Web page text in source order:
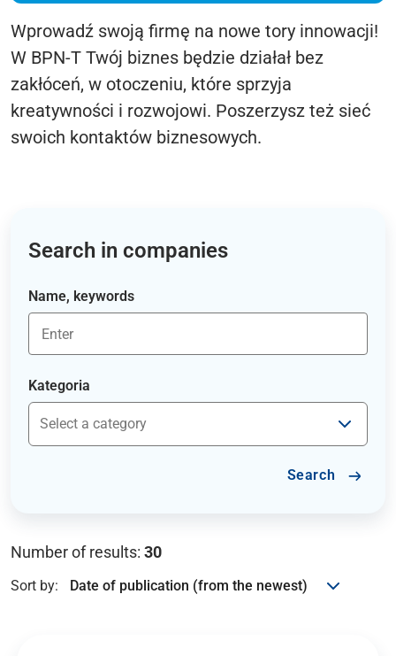
Wprowadź swoją firmę na nowe tory innowacji!
W BPN-T Twój biznes będzie działał bez
zakłóceń, w otoczeniu, które sprzyja
kreatywności i rozwojowi. Poszerzysz też sieć
swoich kontaktów biznesowych.
Search in companies
Name, keywords
Kategoria
Search
Number of results: 30
Sort by: